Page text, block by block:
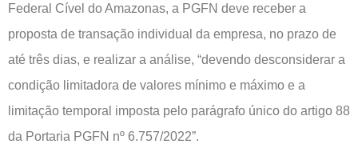
Federal Cível do Amazonas, a PGFN deve receber a
proposta de transação individual da empresa, no prazo de
até três dias, e realizar a análise, “devendo desconsiderar a
condição limitadora de valores mínimo e máximo e a
limitação temporal imposta pelo parágrafo único do artigo 88
da Portaria PGFN nº 6.757/2022”.